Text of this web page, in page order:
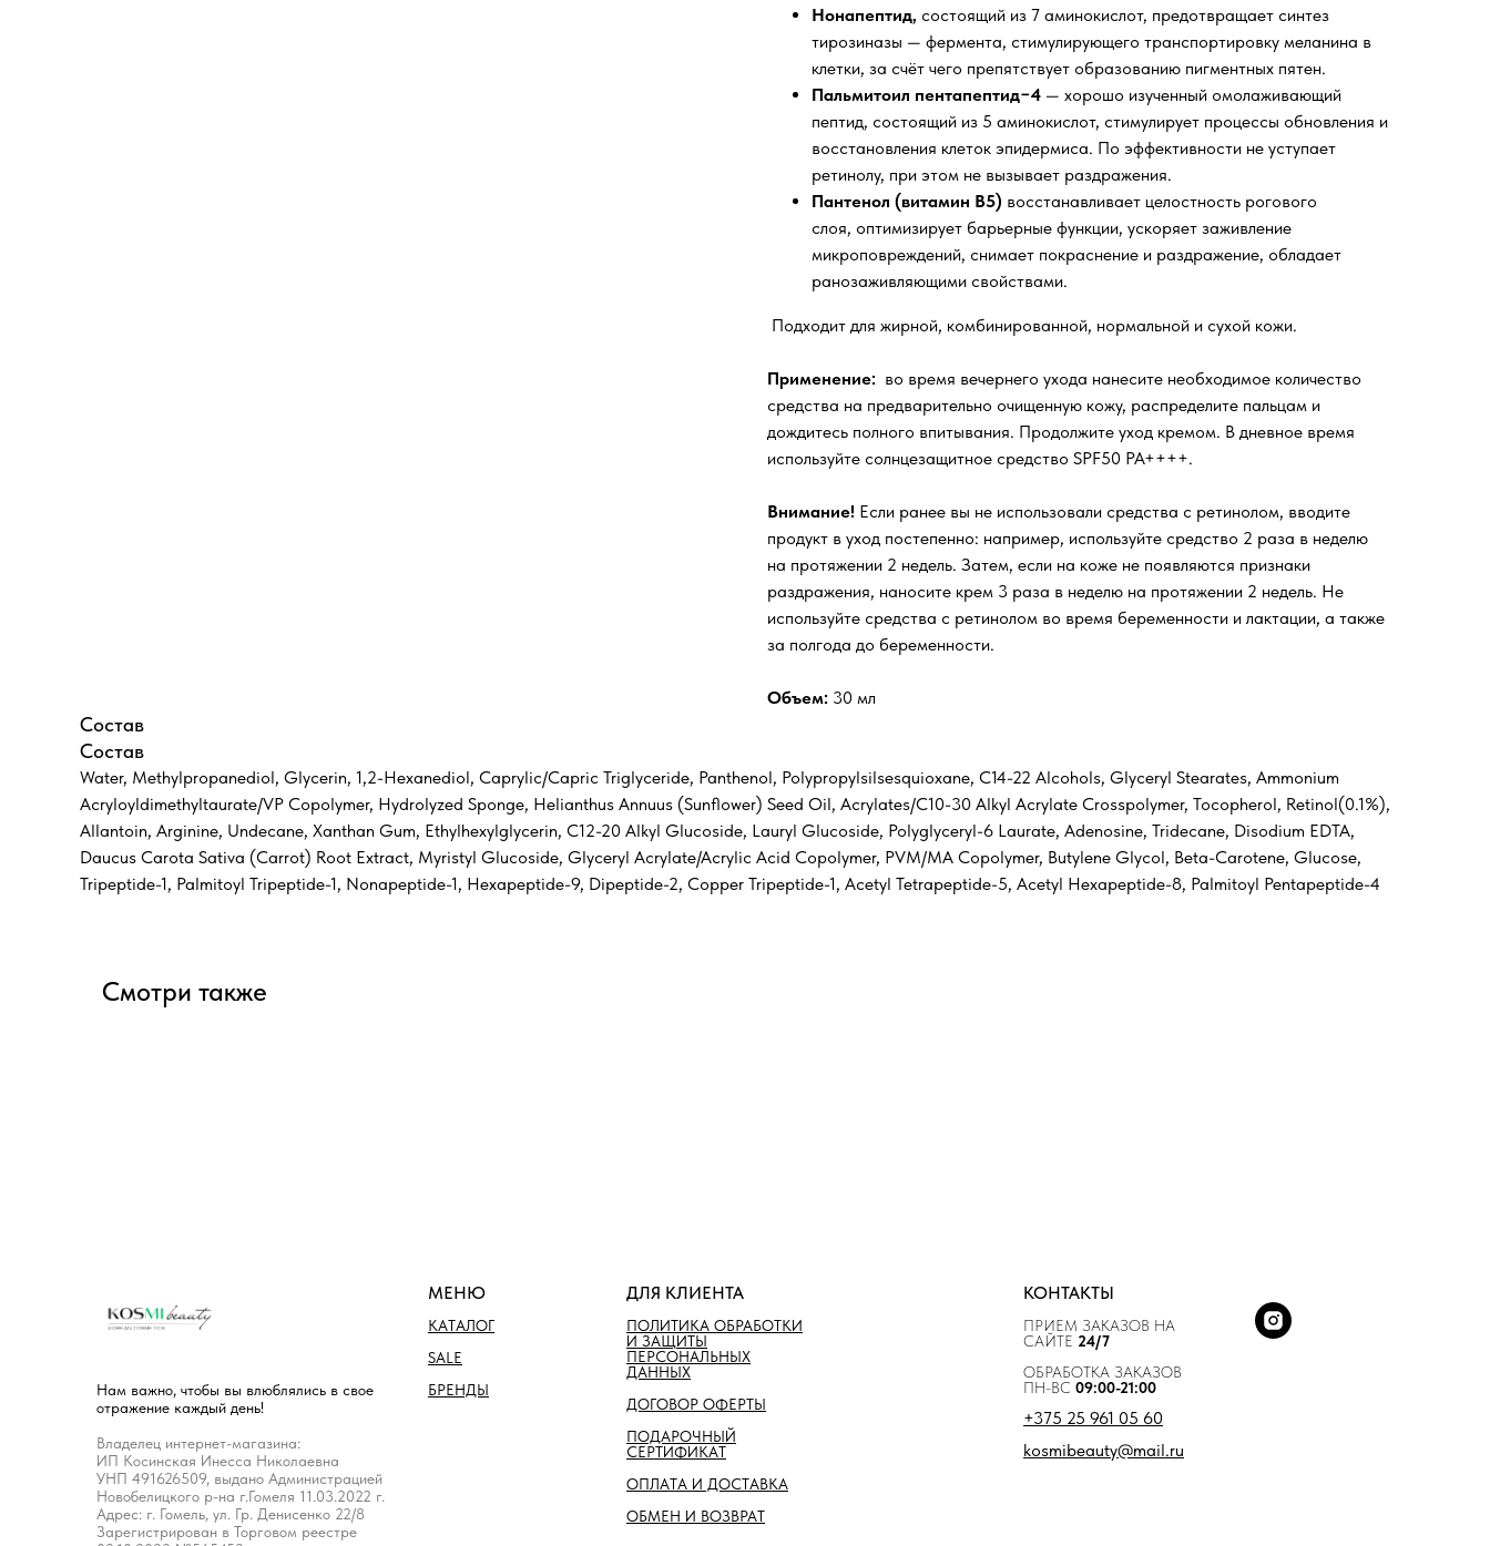
Нонапептид, состоящий из 7 аминокислот, предотвращает синтез
тирозиназы — фермента, стимулирующего транспортировку меланина в
клетки, за счёт чего препятствует образованию пигментных пятен.
Пальмитоил пентапептид−4 — хорошо изученный омолаживающий
пептид, состоящий из 5 аминокислот, стимулирует процессы обновления и
восстановления клеток эпидермиса. По эффективности не уступает
ретинолу, при этом не вызывает раздражения.
Пантенол (витамин B5) восстанавливает целостность рогового
слоя, оптимизирует барьерные функции, ускоряет заживление
микроповреждений, снимает покраснение и раздражение, обладает
ранозаживляющими свойствами.
Подходит для жирной, комбинированной, нормальной и сухой кожи.
Применение: во время вечернего ухода нанесите необходимое количество
средства на предварительно очищенную кожу, распределите пальцам и
дождитесь полного впитывания. Продолжите уход кремом. В дневное время
используйте солнцезащитное средство SPF50 PA++++.
Внимание! Если ранее вы не использовали средства с ретинолом, вводите
продукт в уход постепенно: например, используйте средство 2 раза в неделю
на протяжении 2 недель. Затем, если на коже не появляются признаки
раздражения, наносите крем 3 раза в неделю на протяжении 2 недель. Не
используйте средства с ретинолом во время беременности и лактации, а также
за полгода до беременности.
Объем: 30 мл
Состав
Состав
Water, Methylpropanediol, Glycerin, 1,2-Hexanediol, Caprylic/Capric Triglyceride, Panthenol, Polypropylsilsesquioxane, C14-22 Alcohols, Glyceryl Stearates, Ammonium
Acryloyldimethyltaurate/VP Copolymer, Hydrolyzed Sponge, Helianthus Annuus (Sunflower) Seed Oil, Acrylates/C10-30 Alkyl Acrylate Crosspolymer, Tocopherol, Retinol(0.1%),
Allantoin, Arginine, Undecane, Xanthan Gum, Ethylhexylglycerin, C12-20 Alkyl Glucoside, Lauryl Glucoside, Polyglyceryl-6 Laurate, Adenosine, Tridecane, Disodium EDTA,
Daucus Carota Sativa (Carrot) Root Extract, Myristyl Glucoside, Glyceryl Acrylate/Acrylic Acid Copolymer, PVM/MA Copolymer, Butylene Glycol, Beta-Carotene, Glucose,
Tripeptide-1, Palmitoyl Tripeptide-1, Nonapeptide-1, Hexapeptide-9, Dipeptide-2, Copper Tripeptide-1, Acetyl Tetrapeptide-5, Acetyl Hexapeptide-8, Palmitoyl Pentapeptide-4
Смотри также
Нам важно, чтобы вы влюблялись в свое
отражение каждый день!
Владелец интернет-магазина:
ИП Косинская Инесса Николаевна
УНП 491626509, выдано Администрацией
Новобелицкого р-на г.Гомеля 11.03.2022 г.
Адрес: г. Гомель, ул. Гр. Денисенко 22/8
Зарегистрирован в Торговом реестре
МЕНЮ
КАТАЛОГ
SALE
БРЕНДЫ
ДЛЯ КЛИЕНТА
ПОЛИТИКА ОБРАБОТКИ
И ЗАЩИТЫ
ПЕРСОНАЛЬНЫХ
ДАННЫХ
ДОГОВОР ОФЕРТЫ
ПОДАРОЧНЫЙ
СЕРТИФИКАТ
ОПЛАТА И ДОСТАВКА
ОБМЕН И ВОЗВРАТ
КОНТАКТЫ
ПРИЕМ ЗАКАЗОВ НА
САЙТЕ 24/7
ОБРАБОТКА ЗАКАЗОВ
ПН-ВС 09:00-21:00
+375 25 961 05 60
kosmibeauty@mail.ru